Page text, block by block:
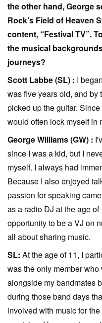
the other hand, George
Rock’s Field of Heaven
content, “Festival TV”.
the musical
journeys?
Scott Labbe (SL) : I
was five years old, and by
picked up the guitar.
would often lock myself in
George Williams (GW) :
since I was a kid, but I
myself. I always had
Because I also enjoyed
passion for speaking
as a radio DJ at the age
opportunity to be a VJ on
all about sharing music.
SL: At the age of 11, I
was the only member
alongside my bandmates
during those band days
involved with music for